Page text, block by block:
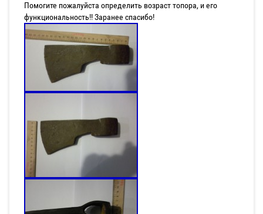
Помогите пожалуйста определить возраст топора, и его
функциональность!! Заранее спасибо!